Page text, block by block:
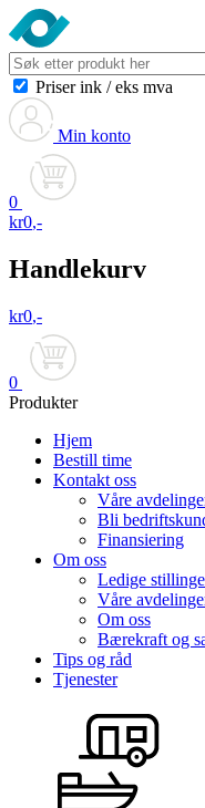
Priser ink / eks mva
Min konto
0
kr0,-
Handlekurv
kr0,-
0
Produkter
Hjem
Bestill time
Kontakt oss
Våre
Bli
Finansiering
Om oss
Ledige
Våre
Om oss
Bærekraft og
Tips og råd
Tjenester